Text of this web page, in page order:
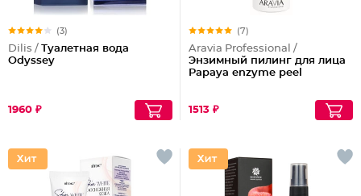
(3)
Dilis / Туалетная вода
Odyssey
1960 ₽
(7)
Aravia Professional /
Энзимный пилинг для лица
Papaya enzyme peel
1513 ₽